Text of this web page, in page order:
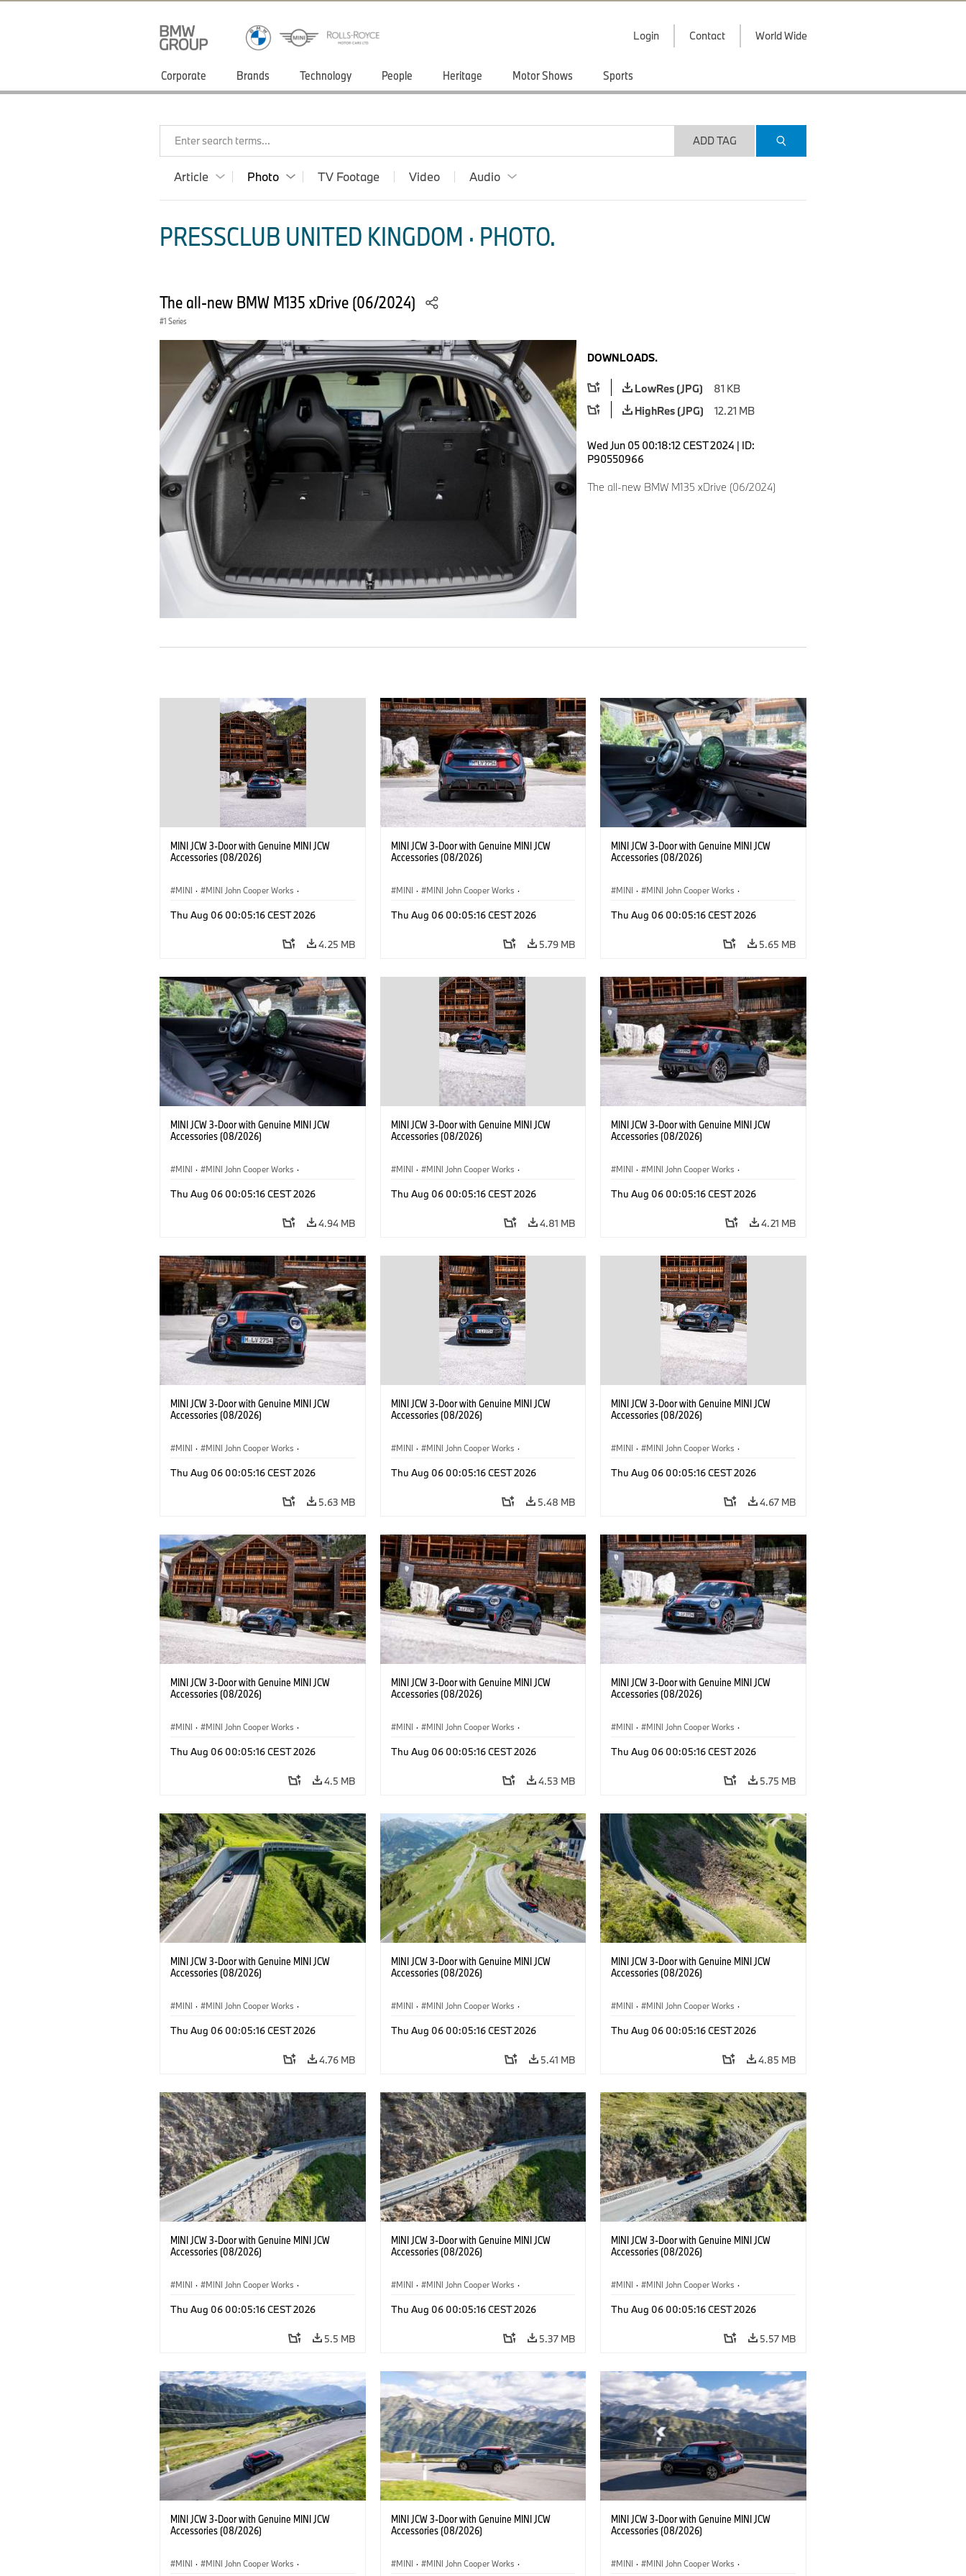
Login Contact World Wide
Corporate Brands Technology People Heritage Motor Shows Sports
Enter search terms... ADD TAG
Article Photo TV Footage Video Audio
PRESSCLUB UNITED KINGDOM · PHOTO.
The all-new BMW M135 xDrive (06/2024)
1 Series
DOWNLOADS.
LowRes (JPG)
81 KB
HighRes (JPG)
12.21 MB
Wed Jun 05 00:18:12 CEST 2024 | ID:
P90550966
The all-new BMW M135 xDrive (06/2024)
MINI JCW 3-Door with Genuine MINI JCW
Accessories (08/2026)
MINI · MINI John Cooper Works ·
Optional Extras, Accessories
Thu Aug 06 00:05:16 CEST 2026
4.25 MB
MINI JCW 3-Door with Genuine MINI JCW
Accessories (08/2026)
MINI · MINI John Cooper Works ·
Optional Extras, Accessories
Thu Aug 06 00:05:16 CEST 2026
5.79 MB
MINI JCW 3-Door with Genuine MINI JCW
Accessories (08/2026)
MINI · MINI John Cooper Works ·
Optional Extras, Accessories
Thu Aug 06 00:05:16 CEST 2026
5.65 MB
MINI JCW 3-Door with Genuine MINI JCW
Accessories (08/2026)
MINI · MINI John Cooper Works ·
Optional Extras, Accessories
Thu Aug 06 00:05:16 CEST 2026
4.94 MB
MINI JCW 3-Door with Genuine MINI JCW
Accessories (08/2026)
MINI · MINI John Cooper Works ·
Optional Extras, Accessories
Thu Aug 06 00:05:16 CEST 2026
4.81 MB
MINI JCW 3-Door with Genuine MINI JCW
Accessories (08/2026)
MINI · MINI John Cooper Works ·
Optional Extras, Accessories
Thu Aug 06 00:05:16 CEST 2026
4.21 MB
MINI JCW 3-Door with Genuine MINI JCW
Accessories (08/2026)
MINI · MINI John Cooper Works ·
Optional Extras, Accessories
Thu Aug 06 00:05:16 CEST 2026
5.63 MB
MINI JCW 3-Door with Genuine MINI JCW
Accessories (08/2026)
MINI · MINI John Cooper Works ·
Optional Extras, Accessories
Thu Aug 06 00:05:16 CEST 2026
5.48 MB
MINI JCW 3-Door with Genuine MINI JCW
Accessories (08/2026)
MINI · MINI John Cooper Works ·
Optional Extras, Accessories
Thu Aug 06 00:05:16 CEST 2026
4.67 MB
MINI JCW 3-Door with Genuine MINI JCW
Accessories (08/2026)
MINI · MINI John Cooper Works ·
Optional Extras, Accessories
Thu Aug 06 00:05:16 CEST 2026
4.5 MB
MINI JCW 3-Door with Genuine MINI JCW
Accessories (08/2026)
MINI · MINI John Cooper Works ·
Optional Extras, Accessories
Thu Aug 06 00:05:16 CEST 2026
4.53 MB
MINI JCW 3-Door with Genuine MINI JCW
Accessories (08/2026)
MINI · MINI John Cooper Works ·
Optional Extras, Accessories
Thu Aug 06 00:05:16 CEST 2026
5.75 MB
MINI JCW 3-Door with Genuine MINI JCW
Accessories (08/2026)
MINI · MINI John Cooper Works ·
Optional Extras, Accessories
Thu Aug 06 00:05:16 CEST 2026
4.76 MB
MINI JCW 3-Door with Genuine MINI JCW
Accessories (08/2026)
MINI · MINI John Cooper Works ·
Optional Extras, Accessories
Thu Aug 06 00:05:16 CEST 2026
5.41 MB
MINI JCW 3-Door with Genuine MINI JCW
Accessories (08/2026)
MINI · MINI John Cooper Works ·
Optional Extras, Accessories
Thu Aug 06 00:05:16 CEST 2026
4.85 MB
MINI JCW 3-Door with Genuine MINI JCW
Accessories (08/2026)
MINI · MINI John Cooper Works ·
Optional Extras, Accessories
Thu Aug 06 00:05:16 CEST 2026
5.5 MB
MINI JCW 3-Door with Genuine MINI JCW
Accessories (08/2026)
MINI · MINI John Cooper Works ·
Optional Extras, Accessories
Thu Aug 06 00:05:16 CEST 2026
5.37 MB
MINI JCW 3-Door with Genuine MINI JCW
Accessories (08/2026)
MINI · MINI John Cooper Works ·
Optional Extras, Accessories
Thu Aug 06 00:05:16 CEST 2026
5.57 MB
MINI JCW 3-Door with Genuine MINI JCW
Accessories (08/2026)
MINI · MINI John Cooper Works ·
MINI JCW 3-Door with Genuine MINI JCW
Accessories (08/2026)
MINI · MINI John Cooper Works ·
MINI JCW 3-Door with Genuine MINI JCW
Accessories (08/2026)
MINI · MINI John Cooper Works ·